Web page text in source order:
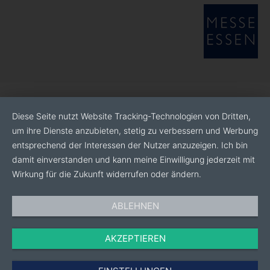
› Funktion VRD (Voltage Reduction Device): erhöht
beim E-Handschweißen die Sicherheit in Umgebungen
› USB-Anschluss für die Aktualisierung der Software.
› Leicht abnehmbares Gitter der Stromquellenkühlung.
› Voreingerichtet für die Integration in automatische
Anlagen mithilfe der optionalen analogen Schnittstelle
(Art. 456).
› Möglichkeit der entfernten Anordnung des
Bedienpanels (Art. 457)
› Lüfter mit variabler Geschwindigkeit, verringert den
Wartungsbedarf der Stromquelle. Das System PFC
garantiert einen deutlich geringeren Energiverbrauch.
Mit digitalem Volt-/Amperemeter (Genauigkeit 1%) und
Diese Seite nutzt Website Tracking-Technologien von Dritten,
um ihre Dienste anzubieten, stetig zu verbessern und Werbung
entsprechend der Interessen der Nutzer anzuzeigen. Ich bin
damit einverstanden und kann meine Einwilligung jederzeit mit
Wirkung für die Zukunft widerrufen oder ändern.
ABLEHNEN
AKZEPTIEREN